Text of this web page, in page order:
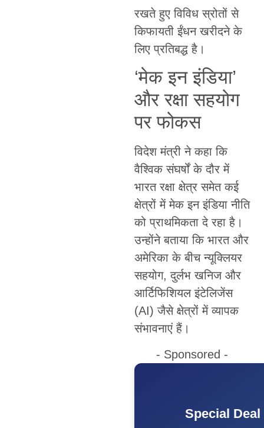
रखते हुए विविध स्रोतों से
किफायती ईंधन खरीदने के
लिए प्रतिबद्ध है।
‘मेक इन इंडिया’
और रक्षा सहयोग
पर फोकस
विदेश मंत्री ने कहा कि
वैश्विक संघर्षों के दौर में
भारत रक्षा क्षेत्र समेत कई
क्षेत्रों में मेक इन इंडिया नीति
को प्राथमिकता दे रहा है।
उन्होंने बताया कि भारत और
अमेरिका के बीच न्यूक्लियर
सहयोग, दुर्लभ खनिज और
आर्टिफिशियल इंटेलिजेंस
(AI) जैसे क्षेत्रों में व्यापक
संभावनाएं हैं।
- Sponsored -
Special Deal